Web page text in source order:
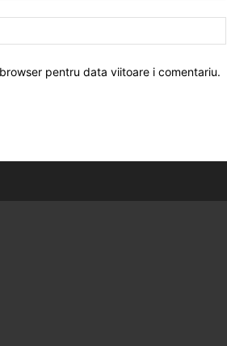
pentru data viitoare i comentariu.